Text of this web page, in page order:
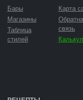
Бары
Магазины
Таблица
стилей
Карта
связь